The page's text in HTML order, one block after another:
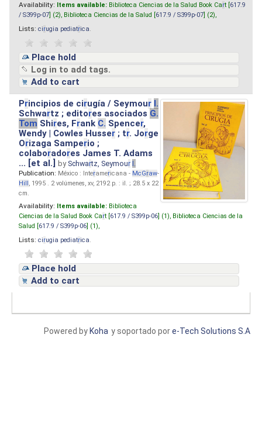
Availability: Items available: Biblioteca Ciencias de la Salud Book Cart [ 617.9
/ S399p-07 ] (2), Biblioteca Ciencias de la Salud [ 617.9 / S399p-07 ] (2),
Lists: cirugia pediatrica
Place hold
Log in to add tags.
Add to cart
Principios de cirugía / Seymour I.
Schwartz ; editores asociados G.
Tom Shires, Frank C. Spencer,
Wendy | Cowles Husser ; tr. Jorge
Orizaga Samperio ;
colaboradores James T. Adams
... [et al.]by Schwartz, Seymour I.
Publication: México : Interamericana - McGraw-
Hill, 1995 . 2 volúmenes, xv, 2192 p. : il. ; 28.5 x 22
cm.
Availability: Items available: Biblioteca
Ciencias de la Salud Book Cart [ 617.9 / S399p-06 ] (1), Biblioteca Ciencias de la
Salud [ 617.9 / S399p-06 ] (1),
Lists: cirugia pediatrica
Place hold
Add to cart
y soportado pore-Tech Solutions S.A
Powered by Koha